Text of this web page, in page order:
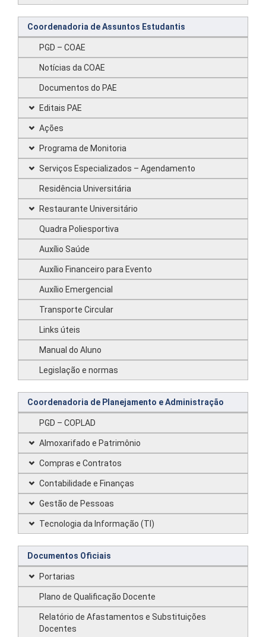
Coordenadoria de Assuntos Estudantis
PGD – COAE
Notícias da COAE
Documentos do PAE
Editais PAE
Ações
Programa de Monitoria
Serviços Especializados – Agendamento
Residência Universitária
Restaurante Universitário
Quadra Poliesportiva
Auxílio Saúde
Auxílio Financeiro para Evento
Auxílio Emergencial
Transporte Circular
Links úteis
Manual do Aluno
Legislação e normas
Coordenadoria de Planejamento e Administração
PGD – COPLAD
Almoxarifado e Patrimônio
Compras e Contratos
Contabilidade e Finanças
Gestão de Pessoas
Tecnologia da Informação (TI)
Documentos Oficiais
Portarias
Plano de Qualificação Docente
Relatório de Afastamentos e Substituições
Docentes